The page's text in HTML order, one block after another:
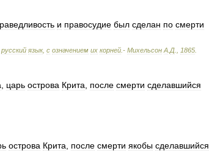
и правосудие был сделан по смерти
русский язык, с означением их корней .- Михельсон А Д 1865
царь острова Крита после смерти сделавшийся
острова Крита после смерти якобы сделавшийся